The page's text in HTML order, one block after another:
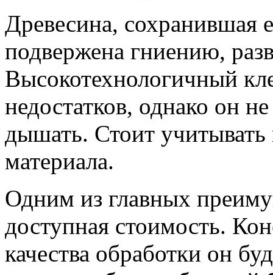
Древесина, сохранившая
подвержена гниению,
Высокотехнологичный
недостатков, однако он
дышать. Стоит
материала.
Одним из главных
доступная стоимость.
качества обработки он